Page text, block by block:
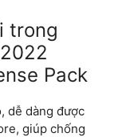
trong
Pack
dễ dàng được
giúp chống